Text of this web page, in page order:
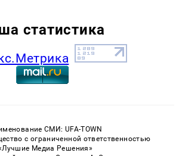
статистика
СМИ: UFA-TOWN
с ограниченной ответственностью
Медиа Решения»